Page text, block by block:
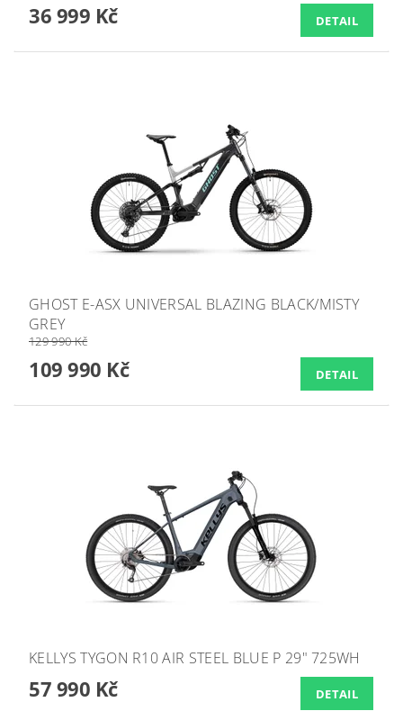
36 999 Kč DETAIL
GHOST E-ASX UNIVERSAL BLAZING BLACK/MISTY
GREY
129 990 Kč
109 990 Kč DETAIL
KELLYS TYGON R10 AIR STEEL BLUE P 29" 725WH
57 990 Kč DETAIL